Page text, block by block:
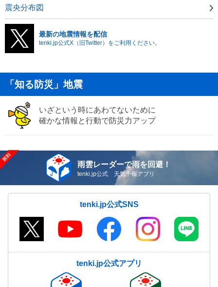
震央分布図
最新の地震情報を配信
tenki.jp公式X（旧Twitter）をご利用ください。
「知る防災」地震
いざという時にあわてないために
確かな情報と行動で防災力アップ
雨雲レーダーで雨を回避！
tenki.jp公式 天気予報アプリ
tenki.jp公式SNS
tenki.jp公式アプリ